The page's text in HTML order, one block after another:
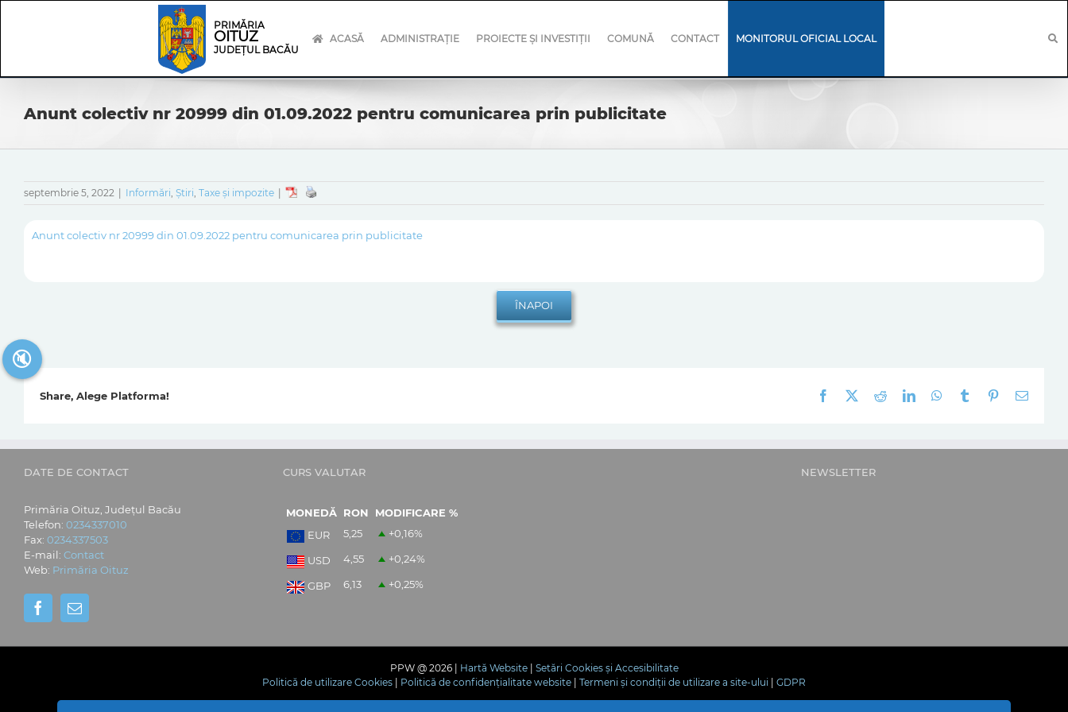
PRIMĂRIA
OITUZ
JUDEȚUL BACĂU
ACASĂ ADMINISTRAȚIE PROIECTE ȘI INVESTIȚII COMUNĂ CONTACT MONITORUL OFICIAL LOCAL
Anunt colectiv nr 20999 din 01.09.2022 pentru comunicarea prin publicitate
septembrie 5, 2022 Informări, Știri, Taxe și impozite
Anunt colectiv nr 20999 din 01.09.2022 pentru comunicarea prin publicitate
Share, Alege Platforma! Facebook RedditLinkedInWhatsApp
Tumblr Pinterest
E-
DATE DE CONTACT
Primăria Oituz, Județul Bacău
Telefon: 0234337010
Fax: 0234337503
E-mail: Contact
Web: Primăria Oituz
CURS VALUTAR
MONEDĂ RON
MODIFICARE %
EUR
5,25 +0,16%
USD 4,55 +0,24%
GBP 6,13 +0,25%
NEWSLETTER
PPW @ 2026 | Hartă Website| Setări Cookies și Accesibilitate
Politică de utilizare Cookies
Politică de confidențialitate website Termeni și condiții de utilizare a site-ului GDPR
🔇